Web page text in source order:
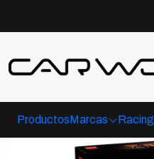
ProductosMarcas Racing